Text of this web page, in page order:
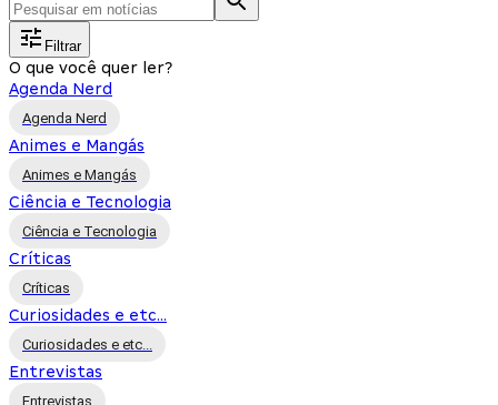
Filtrar
O que você quer ler?
Agenda Nerd
Agenda Nerd
Animes e Mangás
Animes e Mangás
Ciência e Tecnologia
Ciência e Tecnologia
Críticas
Críticas
Curiosidades e etc...
Curiosidades e etc...
Entrevistas
Entrevistas